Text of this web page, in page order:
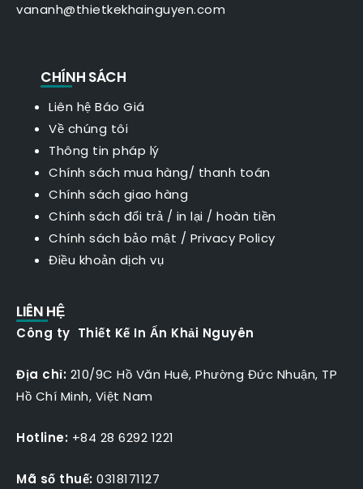
vananh@thietkekhainguyen.com
CHÍNH SÁCH
Liên hệ Báo Giá
Về chúng tôi
Thông tin pháp lý
Chính sách mua hàng/ thanh toán
Chính sách giao hàng
Chính sách đổi trả / in lại / hoàn tiền
Chính sách bảo mật / Privacy Policy
Điều khoản dịch vụ
LIÊN HỆ
Công ty Thiết Kế In Ấn Khải Nguyên
Địa chỉ: 210/9C Hồ Văn Huê, Phường Đức Nhuận, TP
Hồ Chí Minh, Việt Nam
Hotline: +84 28 6292 1221
Mã số thuế: 0318171127